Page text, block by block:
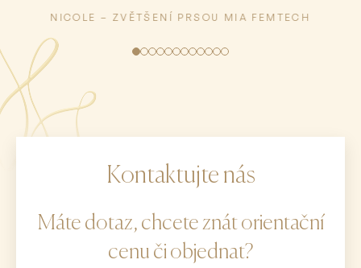
NICOLE – ZVĚTŠENÍ PRSOU MIA FEMTECH
Kontaktujte nás
Máte dotaz, chcete znát orientační
cenu či objednat?